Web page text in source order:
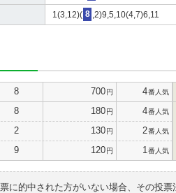
1(3,12)( 8 ,2)9,5,10(4,7)6,11
8 700円 4番人気
8 180円 4番人気
2 130円 2番人気
9 120円 1 番人気
に的中された方がいない場合、その投